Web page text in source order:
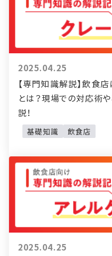
2025.04.25
【専門知識解説】飲食店
とは？現場での対応術
説！
基礎知識 飲食店
2025.04.25